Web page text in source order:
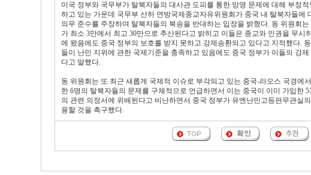
미국 정부와 국무부가 탈북자들의 대사관 도피를 통한 망명 문제에 대해 부정
하고 있는 가운데 국무부 산하 연방국제종교자유위원회가 중국 내 탈북자들에
의무 준수를 주장하며 탈북자들의 북송을 반대하는 입장을 밝혔다. 동 위원회
가 최소 3만에서 최고 30만으로 추산된다고 밝히고 이들은 종교와 인권을 무시
에 왔음에도 중국 정부의 보호를 받지 못하고 강제송환되고 있다고 지적했다.
들이 난민 지위에 관한 국제기준을 충족하고 있음에도 중국 정부가 이들의 강
다고 말했다.
동 위원회는 또 최근 새롭게 국제적 이슈로 부각되고 있는 중국-라오스 국경에
한 6명의 탈북자들의 문제를 구체적으로 언급하면서 이는 중국이 이미 가입한
의 관련 의정서에 위배된다고 비난하면서 중국 정부가 유엔난민고등판무관실
용할 것을 촉구했다.